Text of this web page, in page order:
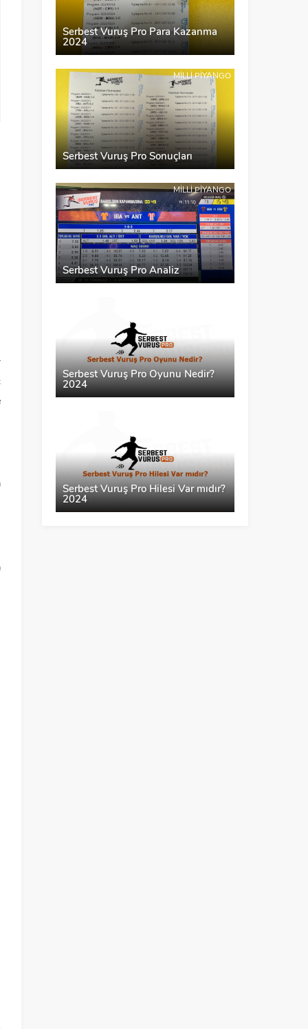
Serbest Vuruş Pro Para Kazanma
2024
MILLI PIYANGO
Serbest Vuruş Pro Sonuçları
MILLI PIYANGO
Serbest Vuruş Pro Analiz
Serbest Vuruş Pro Oyunu Nedir?
2024
Serbest Vuruş Pro Hilesi Var mıdır?
2024